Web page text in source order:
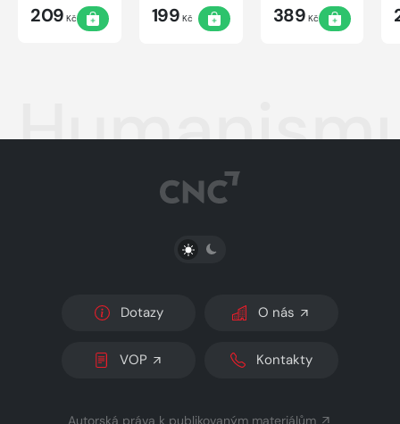
209 Kč 199 Kč 389 Kč
PŘEPNOUT SVĚTLÝ/TMAVÝ REŽIM
Dotazy O nás
VOP Kontakty
Autorská práva k publikovaným materiálům